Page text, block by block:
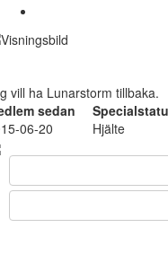
vill ha Lunarstorm tillbaka.
sedan
06-20
Hjälte